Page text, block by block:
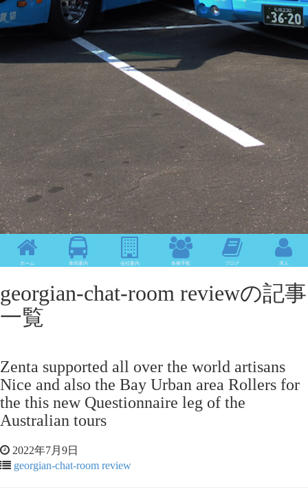
ホーム 車両案内 会社案内 各種手配 ブログ 求人
georgian-chat-room reviewの記事
一覧
Zenta supported all over the world artisans
Nice and also the Bay Urban area Rollers for
the this new Questionnaire leg of the
Australian tours
2022年7月9日
georgian-chat-room review